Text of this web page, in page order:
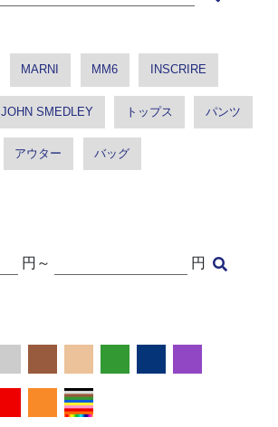
MARNI MM6 INSCRIRE
JOHN SMEDLEY トップス パンツ
アウター バッグ
円～ 円